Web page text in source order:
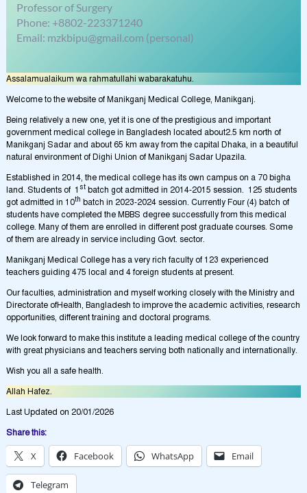
Professor of Surgery
Phone: +8802-223371240
Email: mzkbipu@gmail.com (personal)
Assalamualaikum wa rahmatullahi wabarakatuhu.
Welcome to the website of Manikganj Medical College, Manikganj.
Being relatively a new one, yet it is one of the prestigious and important
government medical college in Bangladesh located about2.5 km north of
Manikganj Sadar and about 65 km away from the capital Dhaka, in a beautiful
natural environment of Dighi Union of Manikganj Sadar Upazila.
Established in 2014, the medical college has its own campus on a 70 bigha
land. Students of 1 stbatch got admitted in 2014-2015 session. 125 students
got admitted in 10th batch in 2023-2024 session. Currently Four (4) batch of
students have completed the MBBS degree successfully from this medical
college. Many of them are enrolled in different post graduate courses. Some
of them are already in service including Govt. sector.
Manikganj Medical College has a very rich faculty of 123 experienced
teachers guiding 475 local and 4 foreign students at present.
Our faculties, administration and myself working closely with the Ministry and
Directorate ofHealth, Bangladesh to improve the academic activities, research
opportunities, different training and doctoral programs.
We look forward to make this institute a leading medical college of the country
with great physicians and teachers serving both nationally and internationally.
Wish you all a safe health.
Allah Hafez.
Last Updated on 20/01/2026
Share this:
X Facebook WhatsApp Email
Telegram